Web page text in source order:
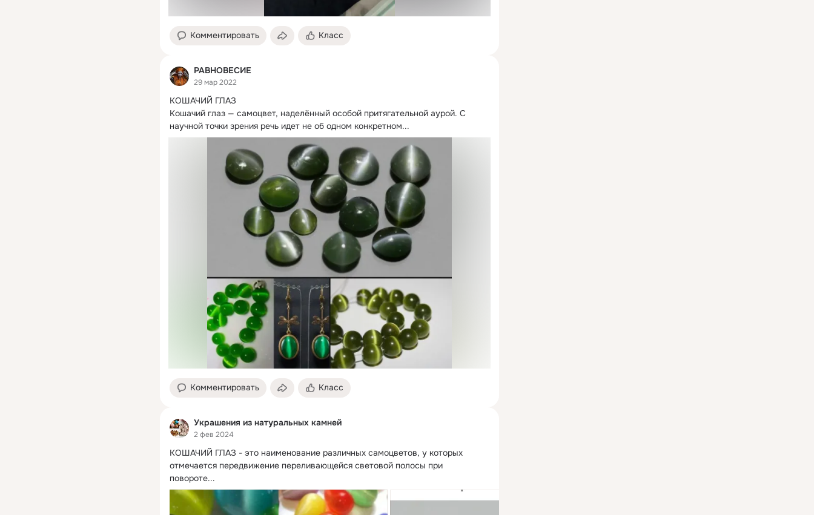
Комментировать Класс
РАВНОВЕСИЕ
29 мар 2022
КОШАЧИЙ ГЛАЗ
Кошачий глаз — самоцвет, наделённый особой притягательной аурой. С
научной точки зрения речь идет не об одном конкретном...
Комментировать Класс
Украшения из натуральных камней
2 фев 2024
КОШАЧИЙ ГЛАЗ - это наименование различных самоцветов, у которых
отмечается передвижение переливающейся световой полосы при
повороте...